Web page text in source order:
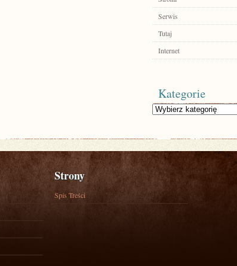
Serwis
Tutaj
Internet
Kategorie
Kategorie
Strony
Spis Treści